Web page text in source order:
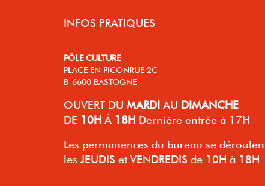
INFOS PRATIQUES
PÔLE CULTURE
PLACE EN PICONRUE 2C
B-6600 BASTOGNE
OUVERT DU MARDI AU DIMANCHE
DE 10H À 18H Dernière entrée à 17H
Les permanences du bureau se
les JEUDIS et VENDREDIS de 10H à 18H